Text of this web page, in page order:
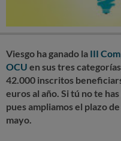
Viesgo ha ganado la III
OCU en sus tres
42.000 inscritos
euros al año. Si tú no te
pues ampliamos el plazo
mayo.